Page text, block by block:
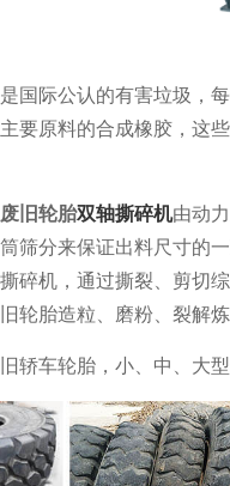
国际公认的有害垃圾，
要原料的合成橡胶，这
旧轮胎双轴撕碎机由动
筛分来保证出料尺寸的
碎机，通过撕裂、剪切
轮胎造粒、磨粉、裂解
轿车轮胎，小、中、大